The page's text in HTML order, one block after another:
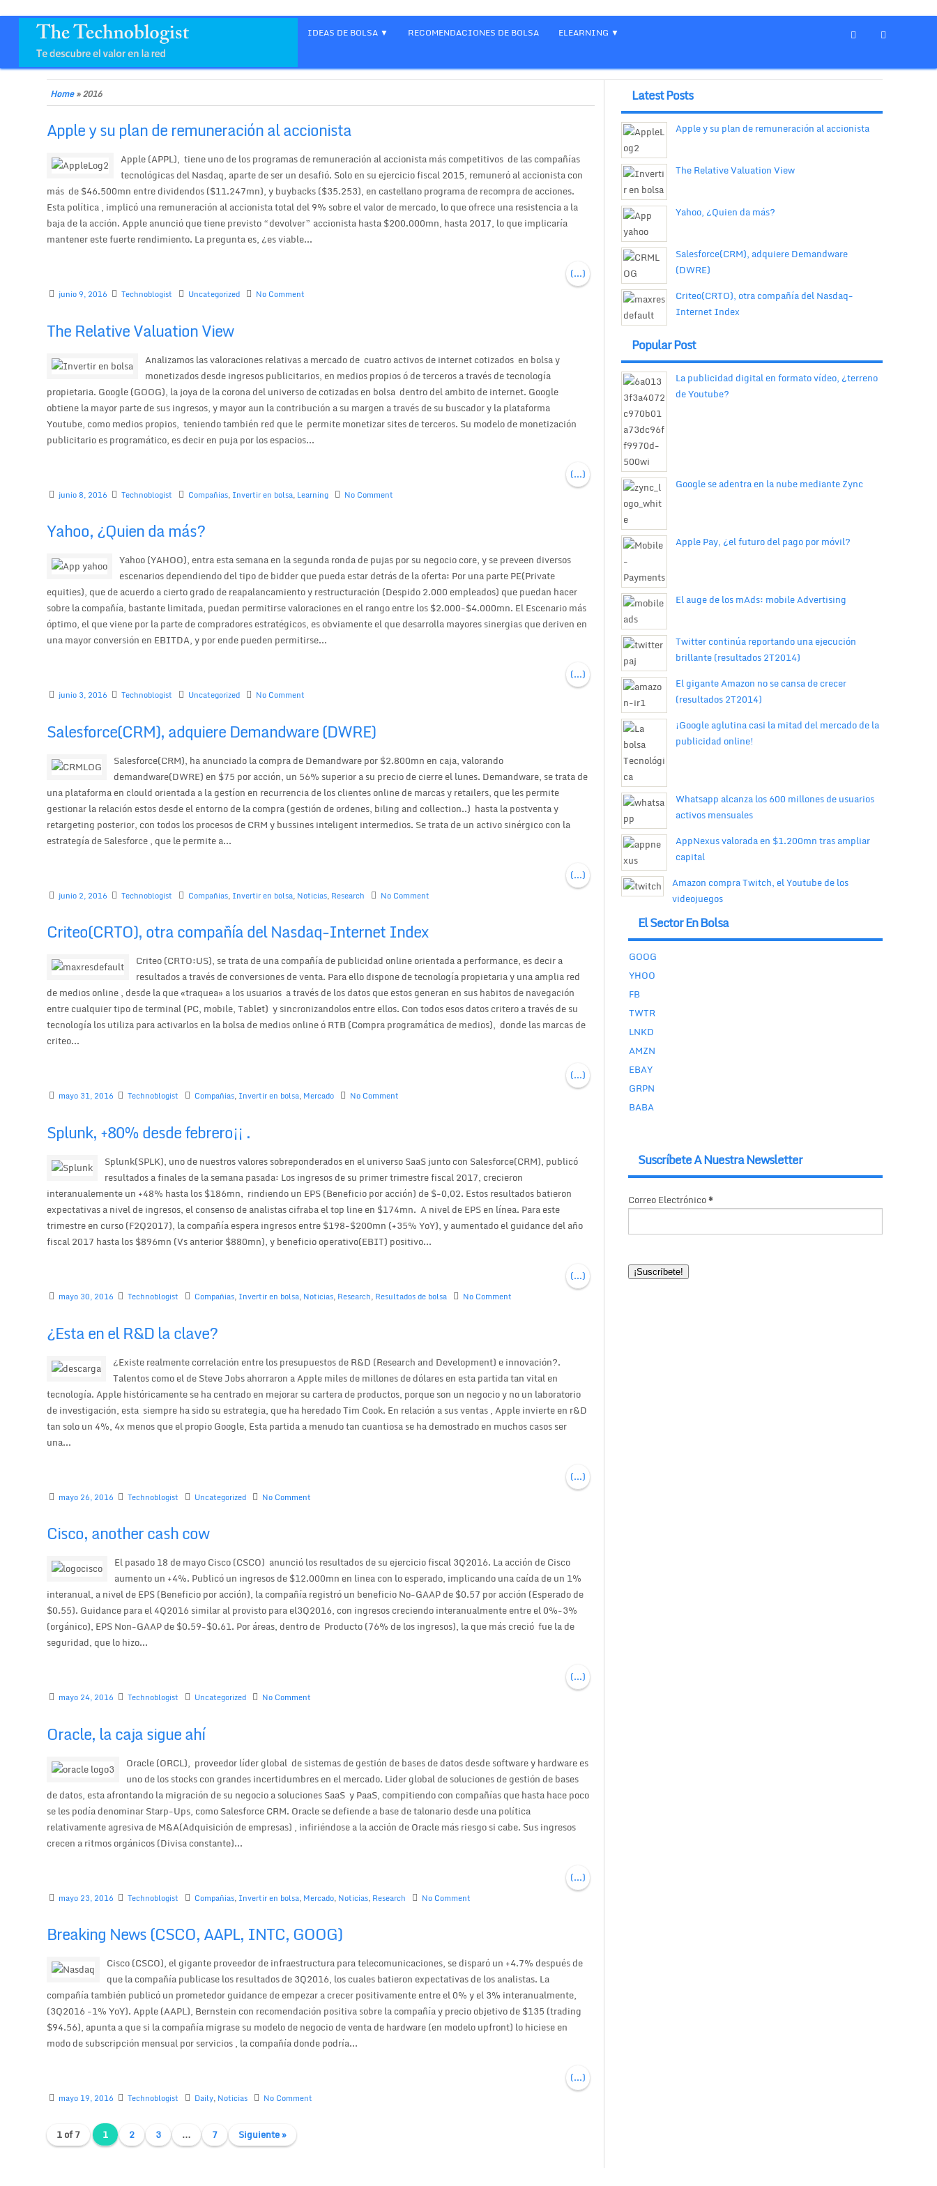
IDEAS DE BOLSA RECOMENDACIONES DE BOLSA ELEARNING
Home»2016
Apple y su plan de remuneración al accionista
Apple (APPL), tiene uno de los programas de remuneración al accionista más competitivos de las compañías
tecnológicas del Nasdaq, aparte de ser un desafió. Solo en su ejercicio fiscal 2015, remuneró al accionista con
más de $46.500mn entre dividendos ($11.247mn), y buybacks ($35.253), en castellano programa de recompra de acciones.
Esta política , implicó una remuneración al accionista total del 9% sobre el valor de mercado, lo que ofrece una resistencia a la
baja de la acción. Apple anunció que tiene previsto “devolver” accionista hasta $200.000mn, hasta 2017, lo que implicaría
mantener este fuerte rendimiento. La pregunta es, ¿es viable...
(...)
junio 9, 2016 Technoblogist Uncategorized No Comment
The Relative Valuation View
Analizamos las valoraciones relativas a mercado de cuatro activos de internet cotizados en bolsa y
monetizados desde ingresos publicitarios, en medios propios ó de terceros a través de tecnología
propietaria. Google (GOOG), la joya de la corona del universo de cotizadas en bolsa dentro del ambito de internet. Google
obtiene la mayor parte de sus ingresos, y mayor aun la contribución a su margen a través de su buscador y la plataforma
Youtube, como medios propios, teniendo también red que le permite monetizar sites de terceros. Su modelo de monetización
publicitario es programático, es decir en puja por los espacios...
(...)
junio 8, 2016 Technoblogist Compañias, Invertir en bolsa, Learning No Comment
Yahoo, ¿Quien da más?
Yahoo (YAHOO), entra esta semana en la segunda ronda de pujas por su negocio core, y se preveen diversos
escenarios dependiendo del tipo de bidder que pueda estar detrás de la oferta: Por una parte PE(Private
equities), que de acuerdo a cierto grado de reapalancamiento y restructuración (Despido 2.000 empleados) que puedan hacer
sobre la compañía, bastante limitada, puedan permitirse valoraciones en el rango entre los $2.000-$4.000mn. El Escenario más
óptimo, el que viene por la parte de compradores estratégicos, es obviamente el que desarrolla mayores sinergias que deriven en
una mayor conversión en EBITDA, y por ende pueden permitirse...
(...)
junio 3, 2016 Technoblogist Uncategorized No Comment
Salesforce(CRM), adquiere Demandware (DWRE)
Salesforce(CRM), ha anunciado la compra de Demandware por $2.800mn en caja, valorando
demandware(DWRE) en $75 por acción, un 56% superior a su precio de cierre el lunes. Demandware, se trata de
una plataforma en clould orientada a la gestíon en recurrencia de los clientes online de marcas y retailers, que les permite
gestionar la relación estos desde el entorno de la compra (gestión de ordenes, biling and collection..) hasta la postventa y
retargeting posterior, con todos los procesos de CRM y bussines inteligent intermedios. Se trata de un activo sinérgico con la
estrategía de Salesforce , que le permite a...
(...)
junio 2, 2016 Technoblogist Compañias, Invertir en bolsa, Noticias, Research No Comment
Criteo(CRTO), otra compañía del Nasdaq-Internet Index
Criteo (CRTO:US), se trata de una compañía de publicidad online orientada a performance, es decir a
resultados a través de conversiones de venta. Para ello dispone de tecnología propietaria y una amplia red
de medios online , desde la que «traquea» a los usuarios a través de los datos que estos generan en sus habitos de navegación
entre cualquier tipo de terminal (PC, mobile, Tablet) y sincronizandolos entre ellos. Con todos esos datos critero a través de su
tecnología los utiliza para activarlos en la bolsa de medios online ó RTB (Compra programática de medios), donde las marcas de
criteo...
(...)
mayo 31, 2016 Technoblogist Compañias, Invertir en bolsa, Mercado No Comment
Splunk, +80% desde febrero¡¡ .
Splunk(SPLK), uno de nuestros valores sobreponderados en el universo SaaS junto con Salesforce(CRM), publicó
resultados a finales de la semana pasada: Los ingresos de su primer trimestre fiscal 2017, crecieron
interanualemente un +48% hasta los $186mn, rindiendo un EPS (Beneficio por acción) de $-0,02. Estos resultados batieron
expectativas a nivel de ingresos, el consenso de analistas cifraba el top line en $174mn. A nivel de EPS en línea. Para este
trimestre en curso (F2Q2017), la compañía espera ingresos entre $198-$200mn (+35% YoY), y aumentado el guidance del año
fiscal 2017 hasta los $896mn (Vs anterior $880mn), y beneficio operativo(EBIT) positivo...
(...)
mayo 30, 2016 Technoblogist Compañias, Invertir en bolsa, Noticias, Research, Resultados de bolsa No Comment
¿Esta en el R&D la clave?
¿Existe realmente correlación entre los presupuestos de R&D (Research and Development) e innovación?.
Talentos como el de Steve Jobs ahorraron a Apple miles de millones de dólares en esta partida tan vital en
tecnología. Apple históricamente se ha centrado en mejorar su cartera de productos, porque son un negocio y no un laboratorio
de investigación, esta siempre ha sido su estrategia, que ha heredado Tim Cook. En relación a sus ventas , Apple invierte en r&D
tan solo un 4%, 4x menos que el propio Google, Esta partida a menudo tan cuantiosa se ha demostrado en muchos casos ser
una...
(...)
mayo 26, 2016 Technoblogist Uncategorized No Comment
Cisco, another cash cow
El pasado 18 de mayo Cisco (CSCO) anunció los resultados de su ejercicio fiscal 3Q2016. La acción de Cisco
aumento un +4%. Publicó un ingresos de $12.000mn en linea con lo esperado, implicando una caída de un 1%
interanual, a nivel de EPS (Beneficio por acción), la compañía registró un beneficio No-GAAP de $0.57 por acción (Esperado de
$0.55). Guidance para el 4Q2016 similar al provisto para el3Q2016, con ingresos creciendo interanualmente entre el 0%-3%
(orgánico), EPS Non-GAAP de $0.59-$0.61. Por áreas, dentro de Producto (76% de los ingresos), la que más creció fue la de
seguridad, que lo hizo...
(...)
mayo 24, 2016 Technoblogist Uncategorized No Comment
Oracle, la caja sigue ahí
Oracle (ORCL), proveedor líder global de sistemas de gestión de bases de datos desde software y hardware es
uno de los stocks con grandes incertidumbres en el mercado. Lider global de soluciones de gestión de bases
de datos, esta afrontando la migración de su negocio a soluciones SaaS y PaaS, compitiendo con compañías que hasta hace poco
se les podía denominar Starp-Ups, como Salesforce CRM. Oracle se defiende a base de talonario desde una política
relativamente agresiva de M&A(Adquisición de empresas) , infiriéndose a la acción de Oracle más riesgo si cabe. Sus ingresos
crecen a ritmos orgánicos (Divisa constante)...
(...)
mayo 23, 2016 Technoblogist Compañias, Invertir en bolsa, Mercado, Noticias, Research No Comment
Breaking News (CSCO, AAPL, INTC, GOOG)
Cisco (CSCO), el gigante proveedor de infraestructura para telecomunicaciones, se disparó un +4.7% después de
que la compañía publicase los resultados de 3Q2016, los cuales batieron expectativas de los analistas. La
compañía también publicó un prometedor guidance de empezar a crecer positivamente entre el 0% y el 3% interanualmente,
(3Q2016 -1% YoY). Apple (AAPL), Bernstein con recomendación positiva sobre la compañía y precio objetivo de $135 (trading
$94.56), apunta a que si la compañía migrase su modelo de negocio de venta de hardware (en modelo upfront) lo hiciese en
modo de subscripción mensual por servicios , la compañía donde podría...
(...)
mayo 19, 2016 Technoblogist Daily, Noticias No Comment
1 of 7 1 2 3 … 7 Siguiente »
Latest Posts
Apple y su plan de remuneración al accionista
The Relative Valuation View
Yahoo, ¿Quien da más?
Salesforce(CRM), adquiere Demandware
(DWRE)
Criteo(CRTO), otra compañía del Nasdaq-
Internet Index
Popular Post
La publicidad digital en formato vídeo, ¿terreno
de Youtube?
Google se adentra en la nube mediante Zync
Apple Pay, ¿el futuro del pago por móvil?
El auge de los mAds: mobile Advertising
Twitter continúa reportando una ejecución
brillante (resultados 2T2014)
El gigante Amazon no se cansa de crecer
(resultados 2T2014)
¡Google aglutina casi la mitad del mercado de la
publicidad online!
Whatsapp alcanza los 600 millones de usuarios
activos mensuales
AppNexus valorada en $1.200mn tras ampliar
capital
Amazon compra Twitch, el Youtube de los
videojuegos
El Sector En Bolsa
GOOG
YHOO
FB
TWTR
LNKD
AMZN
EBAY
GRPN
BABA
Suscríbete A Nuestra Newsletter
Correo Electrónico*